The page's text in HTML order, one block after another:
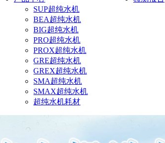
SUP超纯水机
BEA超纯水机
BIG超纯水机
PRO超纯水机
PROX超纯水机
GRE超纯水机
GREX超纯水机
SMA超纯水机
SMAX超纯水机
超纯水机耗材